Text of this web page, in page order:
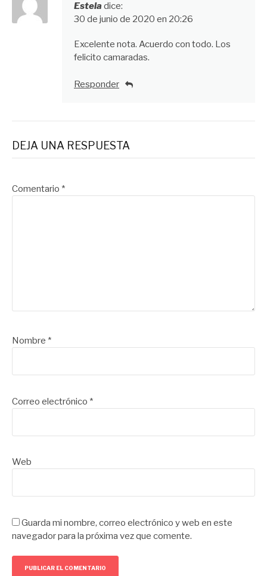
Estela dice:
30 de junio de 2020 en 20:26
Excelente nota. Acuerdo con todo. Los
felicito camaradas.
Responder
DEJA UNA RESPUESTA
Comentario *
Nombre *
Correo electrónico *
Web
Guarda mi nombre, correo electrónico y web en este
navegador para la próxima vez que comente.